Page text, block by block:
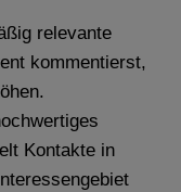
relevante
kommentierst,
Kontakte in